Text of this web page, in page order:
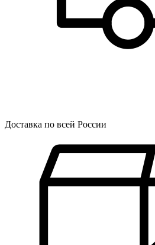
Доставка по всей России